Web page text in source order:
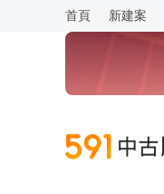
首頁 新建案